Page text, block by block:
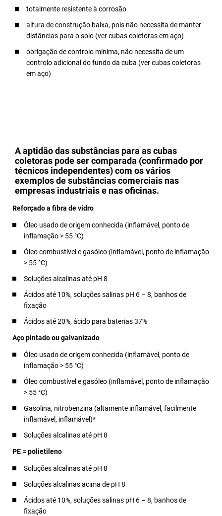
totalmente resistente à corrosão
altura de construção baixa, pois não necessita de manter
distâncias para o solo (ver cubas coletoras em aço)
obrigação de controlo mínima, não necessita de um
controlo adicional do fundo da cuba (ver cubas coletoras
em aço)
A aptidão das substâncias para as cubas
coletoras pode ser comparada (confirmado por
técnicos independentes) com os vários
exemplos de substâncias comerciais nas
empresas industriais e nas oficinas.
Reforçado a fibra de vidro
Óleo usado de origem conhecida (inflamável, ponto de
inflamação > 55 °C)
Óleo combustível e gasóleo (inflamável, ponto de inflamação
> 55 °C)
Soluções alcalinas até pH 8
Ácidos até 10%, soluções salinas pH 6 – 8, banhos de
fixação
Ácidos até 20%, ácido para baterias 37%
Aço pintado ou galvanizado
Óleo usado de origem conhecida (inflamável, ponto de
inflamação > 55 °C)
Óleo combustível e gasóleo (inflamável, ponto de inflamação
> 55 °C)
Gasolina, nitrobenzina (altamente inflamável, facilmente
inflamável, inflamável)*
Soluções alcalinas até pH 8
PE = polietileno
Soluções alcalinas até pH 8
Soluções alcalinas acima de pH 8
Ácidos até 10%, soluções salinas pH 6 – 8, banhos de
fixação